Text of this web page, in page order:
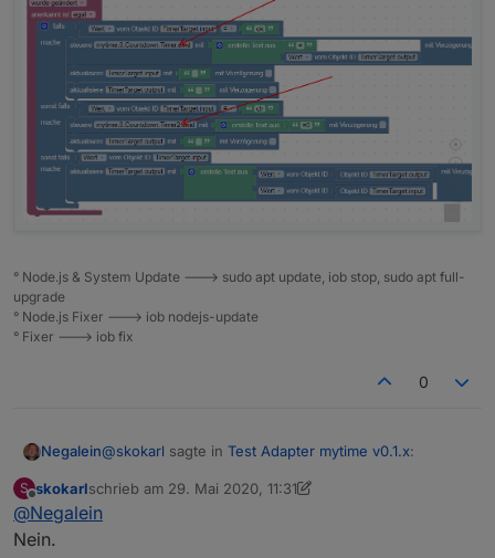
String
Spoiler
° Node.js & System Update ---> sudo apt update, iob stop, sudo apt full-
upgrade
° Node.js Fixer ---> iob nodejs-update
° Fixer ---> iob fix
0
Negalein@skokarl sagte in Test Adapter mytime v0.1.x:
S
Offline
skokarlschrieb am 29. Mai 2020, 11:31
zuletzt editiert von skokarl
@Negalein
Nein.